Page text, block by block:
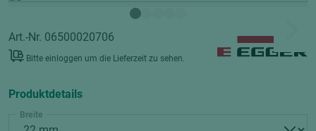
Art.-Nr. 06500020706
Bitte einloggen um die Lieferzeit zu sehen.
Produktdetails
Breite